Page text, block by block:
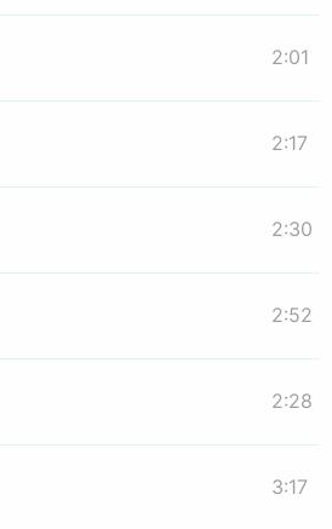
2:01
2:17
2:30
2:52
2:28
3:17